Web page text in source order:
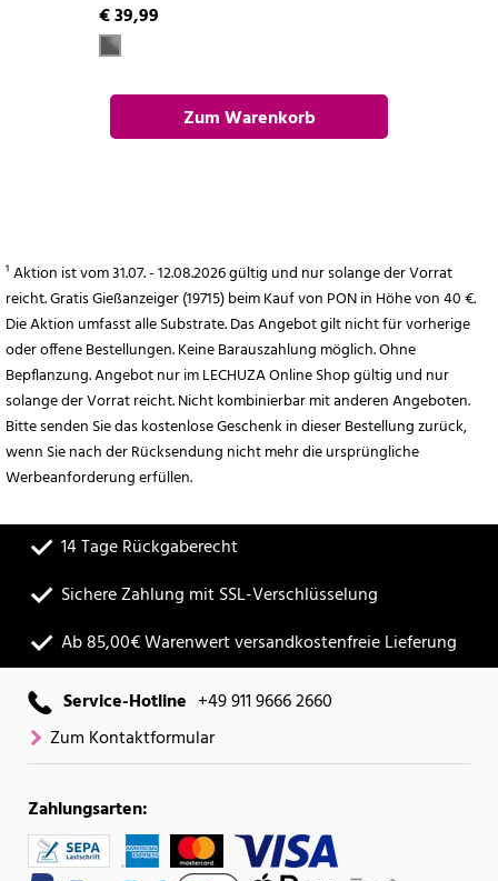
€ 39,99
Zum Warenkorb
¹ Aktion ist vom 31.07. - 12.08.2026 gültig und nur solange der Vorrat
reicht. Gratis Gießanzeiger (19715) beim Kauf von PON in Höhe von 40 €.
Die Aktion umfasst alle Substrate. Das Angebot gilt nicht für vorherige
oder offene Bestellungen. Keine Barauszahlung möglich. Ohne
Bepflanzung. Angebot nur im LECHUZA Online Shop gültig und nur
solange der Vorrat reicht. Nicht kombinierbar mit anderen Angeboten.
Bitte senden Sie das kostenlose Geschenk in dieser Bestellung zurück,
wenn Sie nach der Rücksendung nicht mehr die ursprüngliche
Werbeanforderung erfüllen.
14 Tage Rückgaberecht
Sichere Zahlung mit SSL-Verschlüsselung
Ab 85,00€ Warenwert versandkostenfreie Lieferung
Service-Hotline +49 911 9666 2660
Zum Kontaktformular
Zahlungsarten: